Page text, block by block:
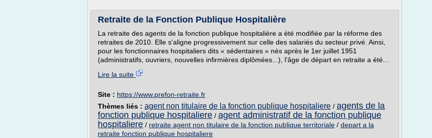
Retraite de la Fonction Publique Hospitalière
La retraite des agents de la fonction publique hospitalière a été modifiée par la réforme des
retraites de 2010. Elle s'aligne progressivement sur celle des salariés du secteur privé. Ainsi,
pour les fonctionnaires hospitaliers dits « sédentaires » nés après le 1er juillet 1951
(administratifs, ouvriers, nouvelles infirmières diplômées...), l'âge de départ en retraite a été...
Lire la suite
Site : https://www.prefon-retraite.fr
Thèmes liés : agent non titulaire de la fonction publique hospitaliere / agents de la
fonction publique hospitaliere / agent administratif de la fonction publique
hospitaliere / retraite agent non titulaire de la fonction publique territoriale / depart a la
retraite fonction publique hospitaliere